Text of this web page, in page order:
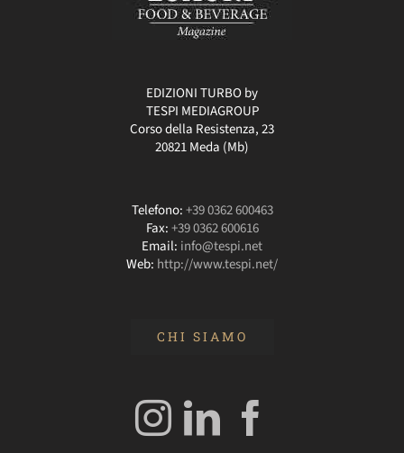
EDIZIONI TURBO by
TESPI MEDIAGROUP
Corso della Resistenza, 23
20821 Meda (Mb)
Telefono:+39 0362 600463
Fax:+39 0362 600616
Email: info@tespi.net
Web: http://www.tespi.net/
CHI SIAMO